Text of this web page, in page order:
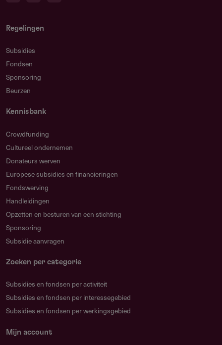
Regelingen
Subsidies
Fondsen
Sponsoring
Beurzen
Kennisbank
Crowdfunding
Cultureel ondernemen
Donateurs werven
Europese subsidies en financieringen
Fondswerving
Handleidingen
Opzetten en besturen van een stichting
Sponsoring
Subsidie aanvragen
Zoeken per categorie
Subsidies en fondsen per activiteit
Subsidies en fondsen per interessegebied
Subsidies en fondsen per werkingsgebied
Mijn account